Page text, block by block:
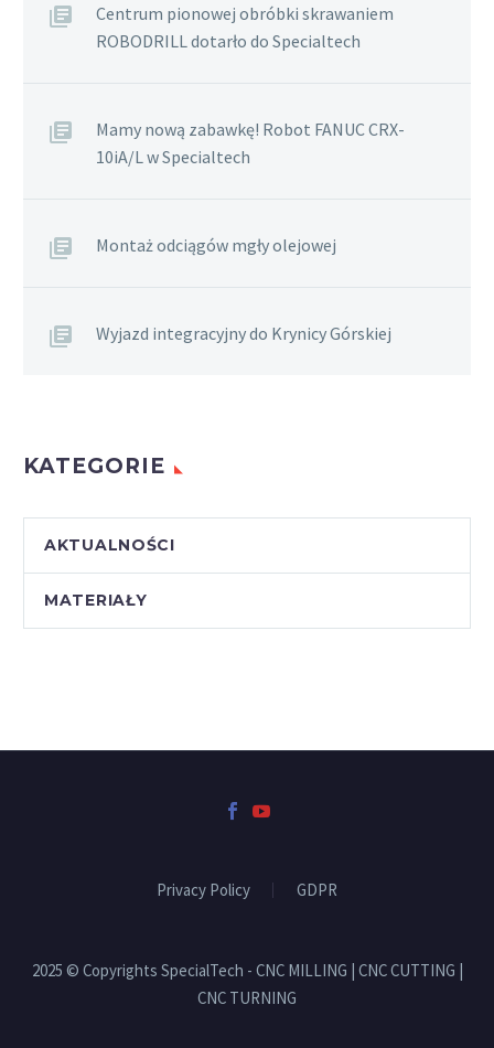
Centrum pionowej obróbki skrawaniem
ROBODRILL dotarło do Specialtech
Mamy nową zabawkę! Robot FANUC CRX-
10iA/L w Specialtech
Montaż odciągów mgły olejowej
Wyjazd integracyjny do Krynicy Górskiej
KATEGORIE
AKTUALNOŚCI
MATERIAŁY
Privacy Policy GDPR
2025 © Copyrights SpecialTech - CNC MILLING | CNC CUTTING |
CNC TURNING